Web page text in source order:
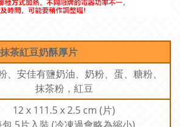
茶紅豆奶酥厚片
、安佳有鹽奶油、奶粉、蛋、糖粉、
抹茶粉，紅豆
12 x 111.5 x 2.5 cm (片)
包 5片入裝 (冷凍過會略為縮小)